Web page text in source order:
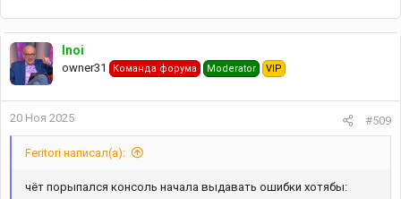
Inoi
owner31 Команда форума Moderator VIP
20 Ноя 2025 #509
Feritori написал(а):
чёт порыпался консоль начала выдавать ошибки хотябы: